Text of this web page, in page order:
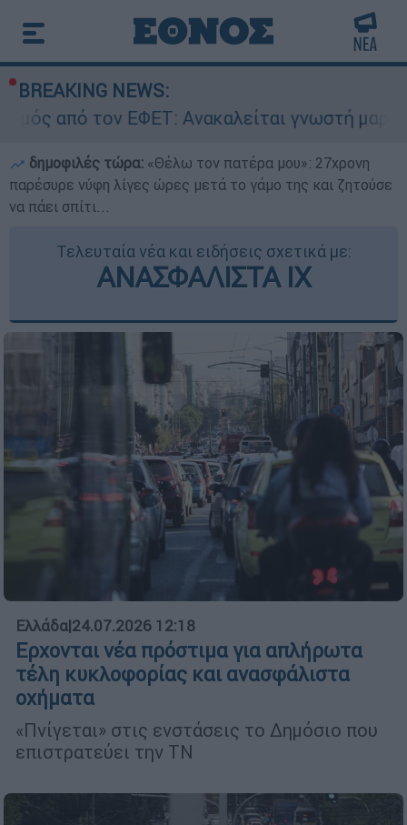
BREAKING NEWS:
Ανακαλείται γνωστή μαρμελάδα -
δημοφιλές τώρα: «Θέλω τον πατέρα μου»: 27χρονη
παρέσυρε νύφη λίγες ώρες μετά το γάμο της και ζητούσε
να πάει σπίτι...
Τελευταία νέα και ειδήσεις σχετικά με:
ΑΝΑΣΦΑΛΙΣΤΑ ΙΧ
Ελλάδα|24.07.2026 12:18
Ερχονται νέα πρόστιμα για απλήρωτα
τέλη κυκλοφορίας και ανασφάλιστα
οχήματα
«Πνίγεται» στις ενστάσεις το Δημόσιο που
επιστρατεύει την ΤΝ